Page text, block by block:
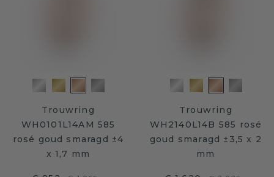
Trouwring
WH0101L14AM 585
rosé goud smaragd ±4
x 1,7 mm
Trouwring
WH2140L14B 585 rosé
goud smaragd ±3,5 x 2
mm